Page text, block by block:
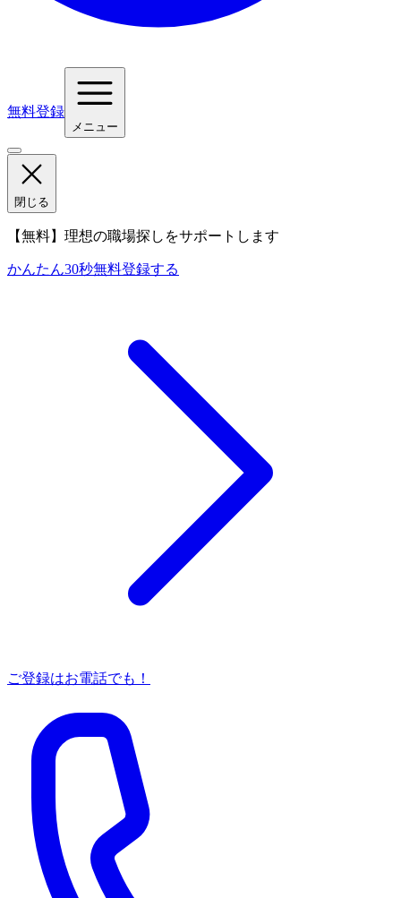
無料登録
メニュー
閉じる
【無料】理想の職場探しをサポートします
かんたん30秒無料登録する
ご登録はお電話でも！